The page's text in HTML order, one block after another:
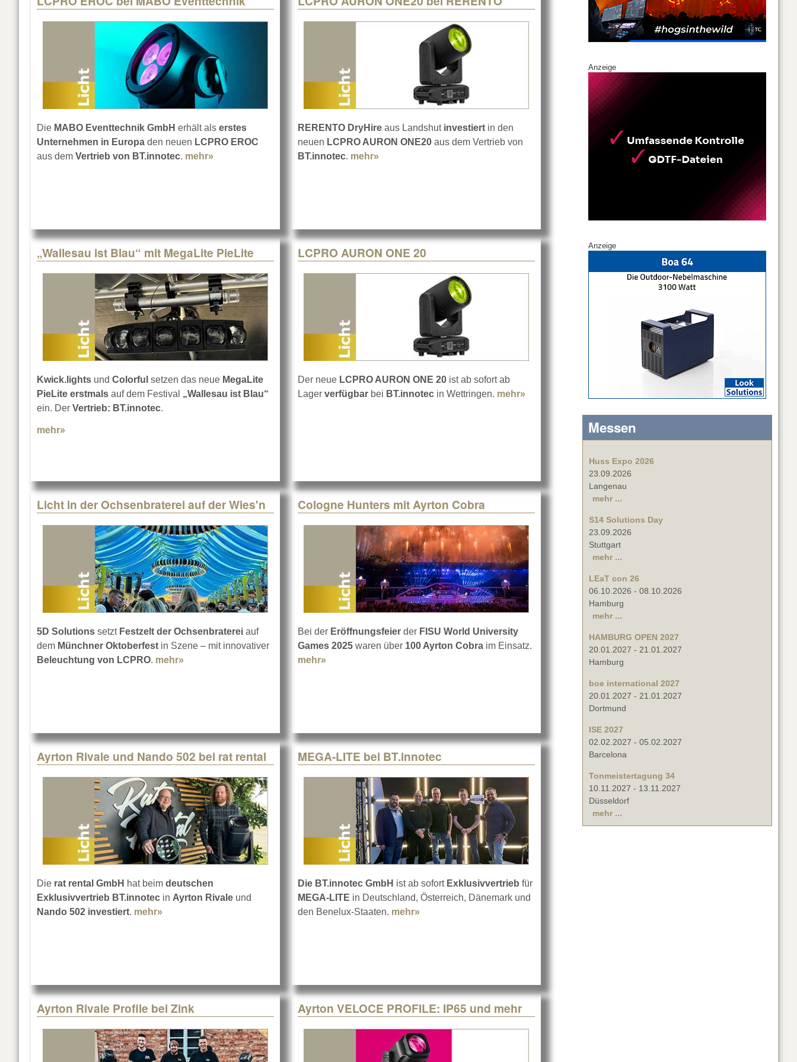
Die MABO Eventtechnik GmbH erhält als erstes
Unternehmen in Europa den neuen LCPRO EROC
aus dem Vertrieb von BT.innotec. mehr» about LCPRO EROC bei MABO Eventtechnik
RERENTO DryHire aus Landshut investiert in den
neuen LCPRO AURON ONE20 aus dem Vertrieb von
BT.innotec. mehr»
„Wallesau ist Blau“ mit MegaLite PieLite
Kwick.lights und Colorful setzen das neue MegaLite
PieLite erstmals auf dem Festival „Wallesau ist Blau“
ein. Der Vertrieb: BT.innotec.
mehr»
LCPRO AURON ONE 20
Der neue LCPRO AURON ONE 20 ist ab sofort ab
Lager verfügbar bei BT.innotec in Wettringen. mehr»
Licht in der Ochsenbraterei auf der Wies'n
5D Solutions setzt Festzelt der Ochsenbraterei auf
dem Münchner Oktoberfest in Szene – mit innovativer
Beleuchtung von LCPRO. mehr» about Licht in der Ochsenbraterei auf der Wies'n
Cologne Hunters mit Ayrton Cobra
Bei der Eröffnungsfeier der FISU World University
Games 2025 waren über 100 Ayrton Cobra im Einsatz.
mehr»
Ayrton Rivale und Nando 502 bei rat rental
Die rat rental GmbH hat beim deutschen
Exklusivvertrieb BT.innotec in Ayrton Rivale und
Nando 502 investiert. mehr» about Ayrton Rivale und Nando 502 bei rat rental
MEGA-LITE bei BT.innotec
Die BT.innotec GmbH ist ab sofort Exklusivvertrieb für
MEGA-LITE in Deutschland, Österreich, Dänemark und
den Benelux-Staaten. mehr»
Ayrton Rivale Profile bei Zink Ayrton VELOCE PROFILE: IP65 und mehr
Anzeige
Anzeige
Messen
Huss Expo 2026
23.09.2026
Langenau
mehr ...
S14 Solutions Day
23.09.2026
Stuttgart
mehr ...
LEaT con 26
06.10.2026 - 08.10.2026
Hamburg
mehr ...
HAMBURG OPEN 2027
20.01.2027 - 21.01.2027
Hamburg
boe international 2027
20.01.2027 - 21.01.2027
Dortmund
ISE 2027
02.02.2027 - 05.02.2027
Barcelona
Tonmeistertagung 34
10.11.2027 - 13.11.2027
Düsseldorf
mehr ...